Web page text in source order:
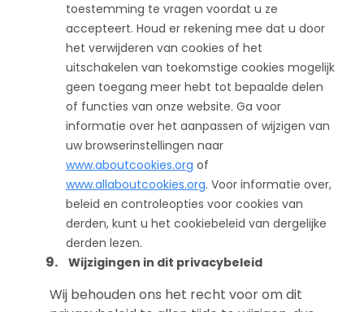
toestemming te vragen voordat u ze
accepteert. Houd er rekening mee dat u door
het verwijderen van cookies of het
uitschakelen van toekomstige cookies mogelijk
geen toegang meer hebt tot bepaalde delen
of functies van onze website. Ga voor
informatie over het aanpassen of wijzigen van
uw browserinstellingen naar
www.aboutcookies.org of
www.allaboutcookies.org. Voor informatie over,
beleid en controleopties voor cookies van
derden, kunt u het cookiebeleid van dergelijke
derden lezen.
Wijzigingen in dit privacybeleid
Wij behouden ons het recht voor om dit